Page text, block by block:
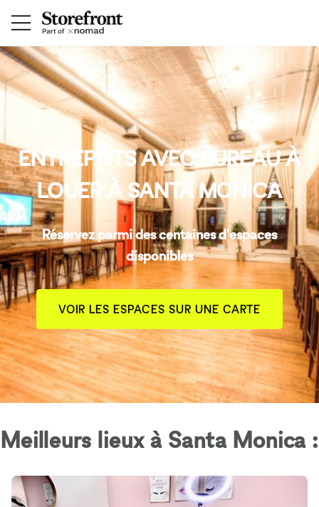
ENTREPÔTS AVEC BUREAU À
LOUER À SANTA MONICA
Réservez parmi des centaines d'espaces
disponibles
VOIR LES ESPACES SUR UNE CARTE
Meilleurs lieux à Santa Monica :